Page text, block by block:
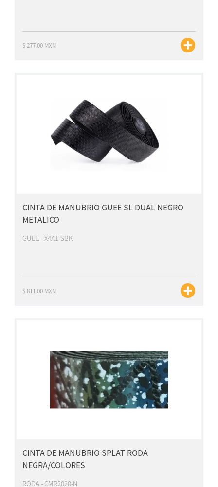
$ 277.00 MXN
CINTA DE MANUBRIO GUEE SL DUAL NEGRO
METALICO
GUEE - X4A1-SBK
$ 811.00 MXN
CINTA DE MANUBRIO SPLAT RODA
NEGRA/COLORES
RODA - CMR2020-N